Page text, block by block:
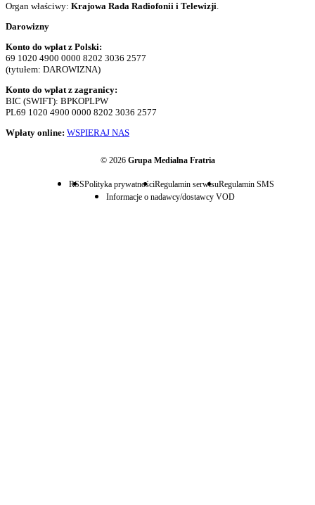
Organ właściwy: Krajowa Rada Radiofonii i Telewizji.
Darowizny
Konto do wpłat z Polski:
69 1020 4900 0000 8202 3036 2577
(tytułem: DAROWIZNA)
Konto do wpłat z zagranicy:
BIC (SWIFT): BPKOPLPW
PL69 1020 4900 0000 8202 3036 2577
Wpłaty online: WSPIERAJ NAS
© 2026 Grupa Medialna Fratria
RSSPolityka prywatnościRegulamin serwisuRegulamin SMS
Informacje o nadawcy/dostawcy VOD